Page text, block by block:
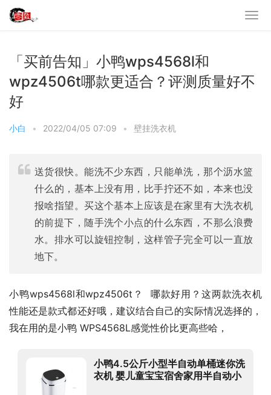
「买前告知」小鸭wps4568l和
wpz4506t哪款更适合？评测质量好不
好
小白 • 2022/04/05 07:09 • 壁挂洗衣机
送货很快。能洗不少东西，只能单洗，那个沥水篮
什么的，基本上没有用，比手拧还不如，本来也没
报啥指望。买这个基本上应该是在家里有大洗衣机
的前提下，随手洗个小点的什么东西，不那么浪费
水。排水可以旋钮控制，这样管子完全可以一直放
地下。
小鸭wps4568l和wpz4506t？  哪款好用？这两款洗衣机
性能还是款式都还好哦，建议结合自己的实际情况选择的，
我在用的是小鸭 WPS4568L感觉性价比更高些哈，
小鸭4.5公斤小型半自动单桶迷你洗
衣机 婴儿童宝宝宿舍家用半自动小